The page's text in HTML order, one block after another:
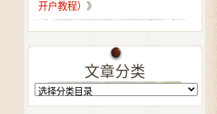
开户教程） 》
文章分类